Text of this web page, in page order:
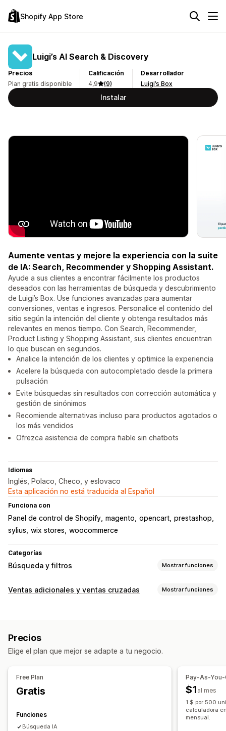
Shopify App Store
Luigi’s AI Search & Discovery
Precios
Plan gratis disponible
Calificación
4,9
(9)
Desarrollador
Luigi’s Box
Instalar
Aumente ventas y mejore la experiencia con la suite
de IA: Search, Recommender y Shopping Assistant.
Ayude a sus clientes a encontrar fácilmente los productos
deseados con las herramientas de búsqueda y descubrimiento
de Luigi’s Box. Use funciones avanzadas para aumentar
conversiones, ventas e ingresos. Personalice el contenido del
sitio según la intención del cliente y obtenga resultados más
relevantes en menos tiempo. Con Search, Recommender,
Product Listing y Shopping Assistant, sus clientes encuentran
lo que buscan en segundos.
Analice la intención de los clientes y optimice la experiencia
Acelere la búsqueda con autocompletado desde la primera
pulsación
Evite búsquedas sin resultados con corrección automática y
gestión de sinónimos
Recomiende alternativas incluso para productos agotados o
los más vendidos
Ofrezca asistencia de compra fiable sin chatbots
Idiomas
Inglés, Polaco, Checo, y eslovaco
Esta aplicación no está traducida al Español
Funciona con
Panel de control de Shopify magento opencart prestashop
sylius wix stores woocommerce
Categorías
Búsqueda y filtros Mostrar funciones
Funciones de búsqueda
Palabras reservadas
Recomendaciones de productos Boosts de productos
Calificación personalizada
Excluir resultados
Personalización de muestra
Adaptación a dispositivos móviles
Ventas adicionales y ventas cruzadas Mostrar funciones
Venta adicional en la página de producto
Venta adicional en la página de agradecimiento
Múltiples idiomas
Recomendaciones de productos
Compras conjuntas frecuentes
Precios
Elige el plan que mejor se adapte a tu negocio.
Free Plan
Gratis
Funciones
Búsqueda IA
Pay-As-You-
$1 al mes
1 $ por 500
calculadora
mensual.